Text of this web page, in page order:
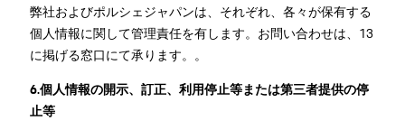
弊社およびポルシェジャパンは、それぞれ、各々が保有する
個人情報に関して管理責任を有します。お問い合わせは、13
に掲げる窓口にて承ります。。
6.個人情報の開示、訂正、利用停止等または第三者提供の停
止等